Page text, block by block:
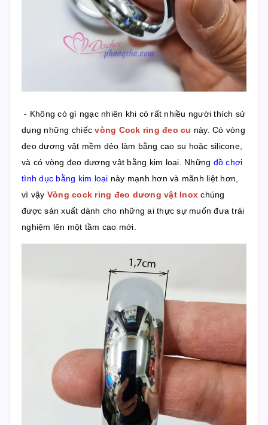
- Không có gì ngạc nhiên khi có rất nhiều người thích sử
dụng những chiếcvòng Cock ring đeo cu này. Có vòng
đeo dương vật mềm dẻo làm bằng cao su hoặc silicone,
và có vòng đeo dương vật bằng kim loại. Những đồ chơi
tình dục bằng kim loại này mạnh hơn và mãnh liệt hơn,
vì vậy Vòng cock ring đeo dương vật Inox chúng
được sản xuất dành cho những ai thực sự muốn đưa trải
nghiệm lên một tầm cao mới.